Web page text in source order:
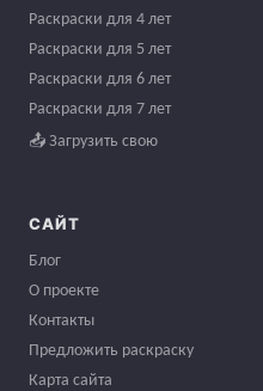
Раскраски для 4 лет
Раскраски для 5 лет
Раскраски для 6 лет
Раскраски для 7 лет
📤 Загрузить свою
САЙТ
Блог
О проекте
Контакты
Предложить раскраску
Карта сайта